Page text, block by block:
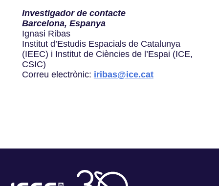
Investigador de contacte
Barcelona, Espanya
Ignasi Ribas
Institut d’Estudis Espacials de Catalunya
(IEEC) i Institut de Ciències de l’Espai (ICE,
CSIC)
Correu electrònic: iribas@ice.cat